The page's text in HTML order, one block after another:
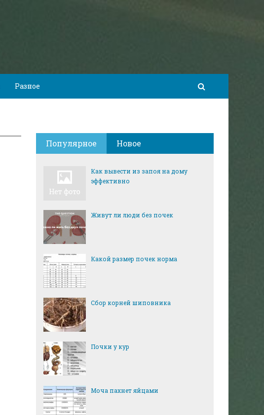
Разное
Популярное Новое
Как вывести из запоя на дому
эффективно
Живут ли люди без почек
Какой размер почек норма
Сбор корней шиповника
Почки у кур
Моча пахнет яйцами